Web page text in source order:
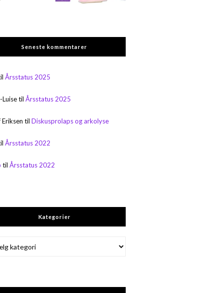
Seneste kommentarer
Årsstatus 2025
LuisetilÅrsstatus 2025
Eriksen tilDiskusprolaps og arkolyse
Årsstatus 2022
tilÅrsstatus 2022
Kategorier